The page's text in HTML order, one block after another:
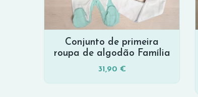
Conjunto de primeira
roupa de algodão Família
31,90 €